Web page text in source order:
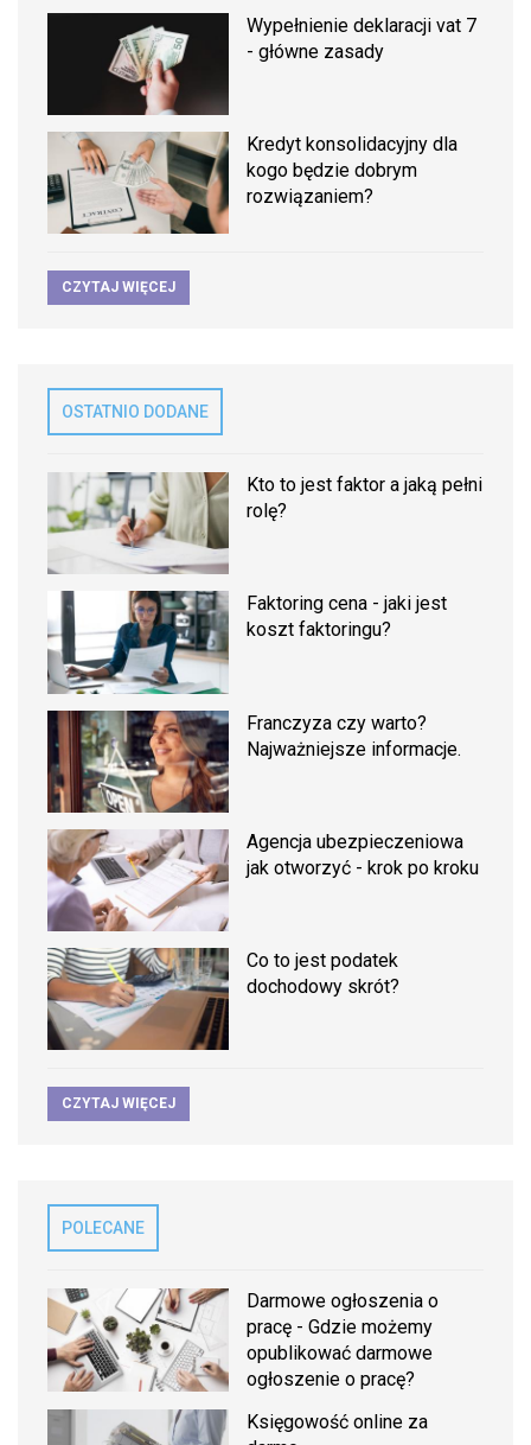
Wypełnienie deklaracji vat 7
- główne zasady
Kredyt konsolidacyjny dla
kogo będzie dobrym
rozwiązaniem?
CZYTAJ WIĘCEJ
OSTATNIO DODANE
Kto to jest faktor a jaką pełni
rolę?
Faktoring cena - jaki jest
koszt faktoringu?
Franczyza czy warto?
Najważniejsze informacje.
Agencja ubezpieczeniowa
jak otworzyć - krok po kroku
Co to jest podatek
dochodowy skrót?
CZYTAJ WIĘCEJ
POLECANE
Darmowe ogłoszenia o
pracę - Gdzie możemy
opublikować darmowe
ogłoszenie o pracę?
Księgowość online za